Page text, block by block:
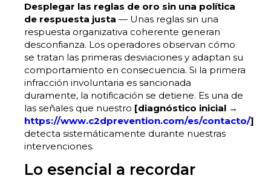
Desplegar las reglas de oro sin una política
de respuesta justa — Unas reglas sin una
respuesta organizativa coherente generan
desconfianza. Los operadores observan cómo
se tratan las primeras desviaciones y adaptan su
comportamiento en consecuencia. Si la primera
infracción involuntaria es sancionada
duramente, la notificación se detiene. Es una de
las señales que nuestro [diagnóstico inicial →
https://www.c2dprevention.com/es/contacto/]
detecta sistemáticamente durante nuestras
intervenciones.
Lo esencial a recordar